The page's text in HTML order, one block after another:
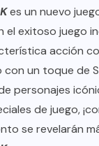
es un nuevo
el exitoso juego
acción
con un toque de
personajes
de juego,
se revelarán